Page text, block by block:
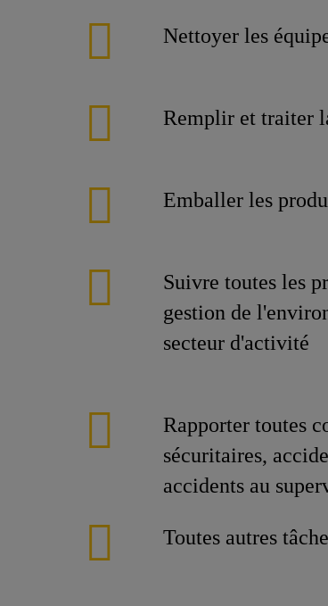
Nettoyer les
Remplir et traiter
Emballer les
Suivre toutes les
gestion de
secteur d'activité
Rapporter toutes
sécuritaires,
accidents au
Toutes autres